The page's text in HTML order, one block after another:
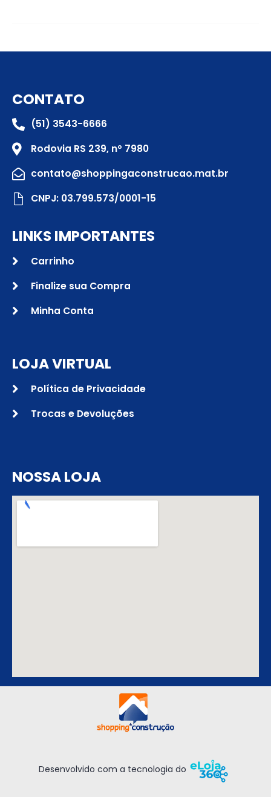
CONTATO
(51) 3543-6666
Rodovia RS 239, nº 7980
contato@shoppingaconstrucao.mat.br
CNPJ: 03.799.573/0001-15
LINKS IMPORTANTES
Carrinho
Finalize sua Compra
Minha Conta
LOJA VIRTUAL
Política de Privacidade
Trocas e Devoluções
NOSSA LOJA
Desenvolvido com a tecnologia do